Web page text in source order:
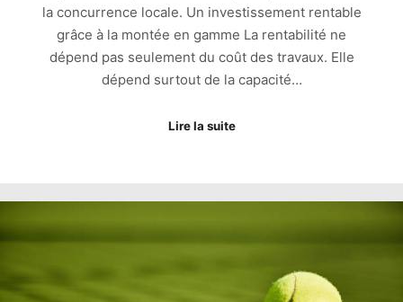
la concurrence locale. Un investissement rentable
grâce à la montée en gamme La rentabilité ne
dépend pas seulement du coût des travaux. Elle
dépend surtout de la capacité…
Lire la suite